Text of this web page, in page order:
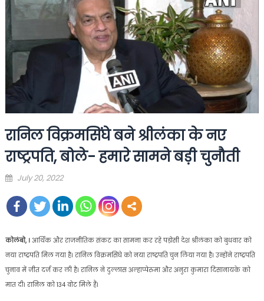
रानिल विक्रमसिंघे बने श्रीलंका के नए
राष्ट्रपति, बोले- हमारे सामने बड़ी चुनौती
Posted
July 20, 2022
कोलंबो, । आर्थिक और राजनीतिक संकट का सामना कर रहे पड़ोसी देश श्रीलंका को बुधवार को
नया राष्ट्रपति मिल गया है। रानिल विक्रमसिंघे को नया राष्ट्रपति चुन लिया गया है। उन्होंने राष्ट्रपति
चुनाव में जीत दर्ज कर ली है। रानिल ने दुल्लास अल्हाप्पेरुमा और अनुरा कुमारा दिसानायके को
मात दी। रानिल को 134 वोट मिले हैं।